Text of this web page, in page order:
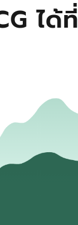
ได้ที่